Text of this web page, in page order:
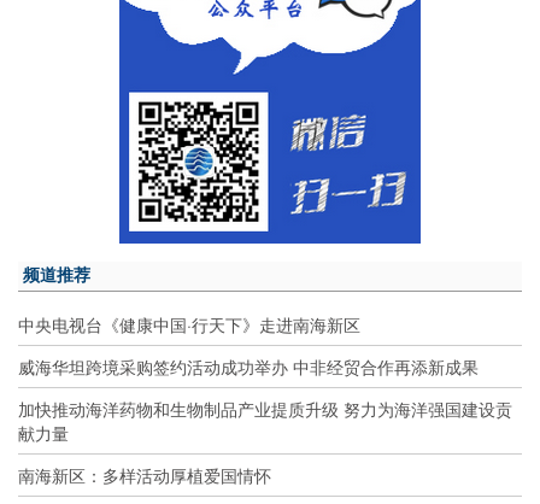
频道推荐
中央电视台《健康中国·行天下》走进南海新区
威海华坦跨境采购签约活动成功举办 中非经贸合作再添新成果
加快推动海洋药物和生物制品产业提质升级 努力为海洋强国建设贡
献力量
南海新区：多样活动厚植爱国情怀